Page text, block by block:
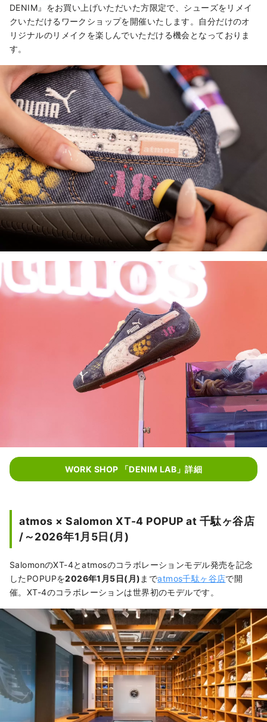
DENIM』をお買い上げいただいた方限定で、シューズをリメイ
クいただけるワークショップを開催いたします。自分だけのオ
リジナルのリメイクを楽しんでいただける機会となっておりま
す。
WORK SHOP 「DENIM LAB」詳細
atmos × Salomon XT-4 POPUP at 千駄ヶ谷店
/～2026年1月5日(月)
SalomonのXT-4とatmosのコラボレーションモデル発売を記念
したPOPUPを2026年1月5日(月) までatmos千駄ヶ谷店で開
催。XT-4のコラボレーションは世界初のモデルです。